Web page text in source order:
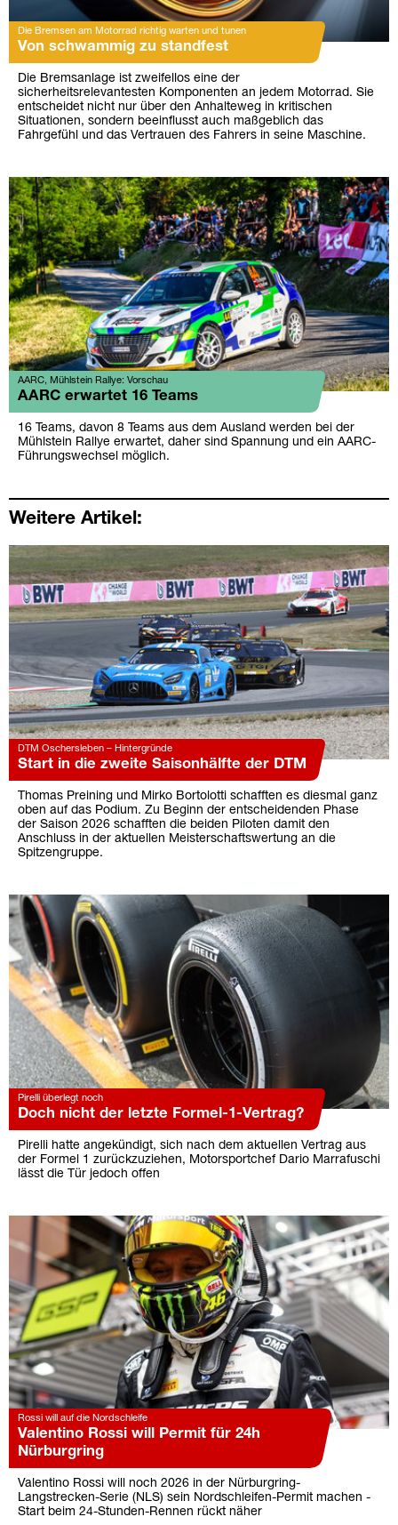
Die Bremsen am Motorrad richtig warten und tunen
Von schwammig zu standfest
Die Bremsanlage ist zweifellos eine der
sicherheitsrelevantesten Komponenten an jedem Motorrad. Sie
entscheidet nicht nur über den Anhalteweg in kritischen
Situationen, sondern beeinflusst auch maßgeblich das
Fahrgefühl und das Vertrauen des Fahrers in seine Maschine.
AARC, Mühlstein Rallye: Vorschau
AARC erwartet 16 Teams
16 Teams, davon 8 Teams aus dem Ausland werden bei der
Mühlstein Rallye erwartet, daher sind Spannung und ein AARC-
Führungswechsel möglich.
Weitere Artikel:
DTM Oschersleben – Hintergründe
Start in die zweite Saisonhälfte der DTM
Thomas Preining und Mirko Bortolotti schafften es diesmal ganz
oben auf das Podium. Zu Beginn der entscheidenden Phase
der Saison 2026 schafften die beiden Piloten damit den
Anschluss in der aktuellen Meisterschaftswertung an die
Spitzengruppe.
Pirelli überlegt noch
Doch nicht der letzte Formel-1-Vertrag?
Pirelli hatte angekündigt, sich nach dem aktuellen Vertrag aus
der Formel 1 zurückzuziehen, Motorsportchef Dario Marrafuschi
lässt die Tür jedoch offen
Rossi will auf die Nordschleife
Valentino Rossi will Permit für 24h
Nürburgring
Valentino Rossi will noch 2026 in der Nürburgring-
Langstrecken-Serie (NLS) sein Nordschleifen-Permit machen -
Start beim 24-Stunden-Rennen rückt näher